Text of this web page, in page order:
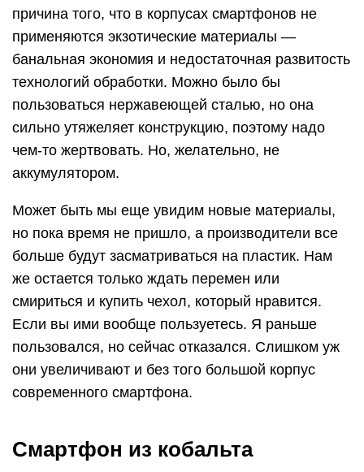
причина того, что в корпусах смартфонов не
применяются экзотические материалы —
банальная экономия и недостаточная развитость
технологий обработки. Можно было бы
пользоваться нержавеющей сталью, но она
сильно утяжеляет конструкцию, поэтому надо
чем-то жертвовать. Но, желательно, не
аккумулятором.
Может быть мы еще увидим новые материалы,
но пока время не пришло, а производители все
больше будут засматриваться на пластик. Нам
же остается только ждать перемен или
смириться и купить чехол, который нравится.
Если вы ими вообще пользуетесь. Я раньше
пользовался, но сейчас отказался. Слишком уж
они увеличивают и без того большой корпус
современного смартфона.
Смартфон из кобальта